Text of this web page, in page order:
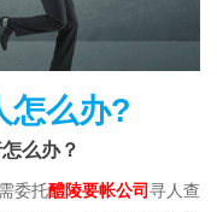
怎么办?
么办？
委托醴陵要帐公司寻人查